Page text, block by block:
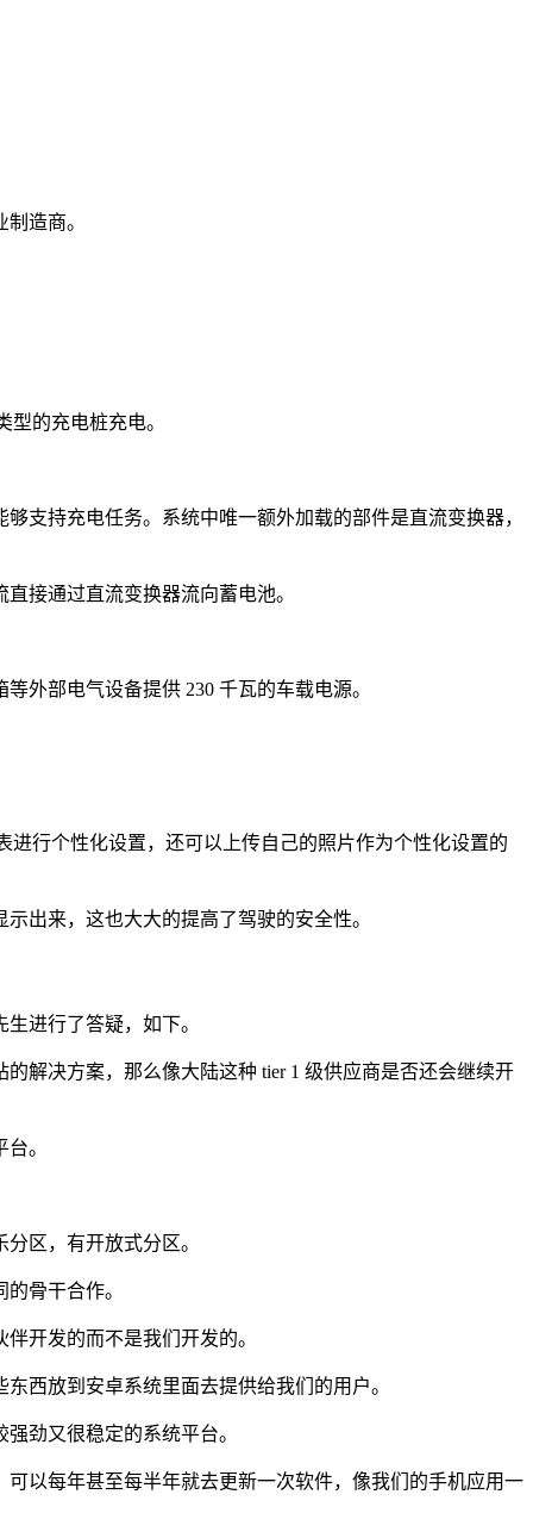
造商。
的充电桩充电。
支持充电任务。系统中唯一额外加载的部件是直流变换器，
接通过直流变换器流向蓄电池。
外部电气设备提供 230 千瓦的车载电源。
进行个性化设置，还可以上传自己的照片作为个性化设置的
出来，这也大大的提高了驾驶的安全性。
进行了答疑，如下。
解决方案，那么像大陆这种 tier 1 级供应商是否还会继续开
。
区，有开放式分区。
骨干合作。
开发的而不是我们开发的。
西放到安卓系统里面去提供给我们的用户。
劲又很稳定的系统平台。
以每年甚至每半年就去更新一次软件，像我们的手机应用一